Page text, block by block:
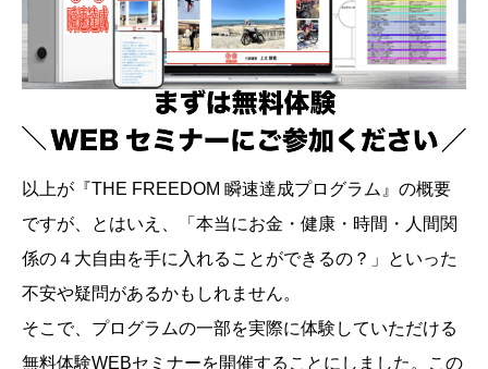
以上が『THE FREEDOM 瞬速達成プログラム』の概要
ですが、とはいえ、「本当にお金・健康・時間・人間関
係の４大自由を手に入れることができるの？」といった
不安や疑問があるかもしれません。
そこで、プログラムの一部を実際に体験していただける
無料体験WEBセミナーを開催することにしました。この